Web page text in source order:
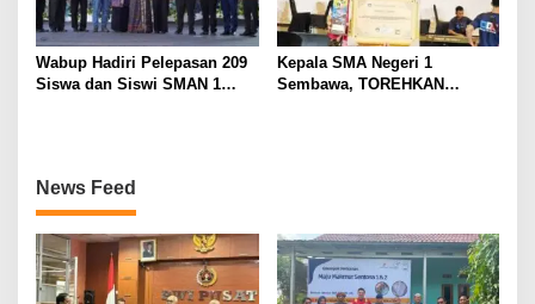
Wabup Hadiri Pelepasan 209
Siswa dan Siswi SMAN 1
Kepala SMA Negeri 1
Sembawa, TOREHKAN
News Feed